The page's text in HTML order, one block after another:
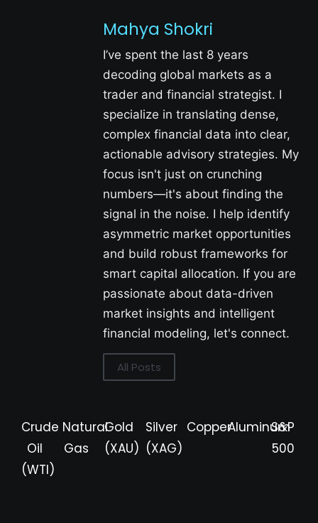
Mahya Shokri
I’ve spent the last 8 years
decoding global markets as a
trader and financial strategist. I
specialize in translating dense,
complex financial data into clear,
actionable advisory strategies. My
focus isn't just on crunching
numbers—it's about finding the
signal in the noise. I help identify
asymmetric market opportunities
and build robust frameworks for
smart capital allocation. If you are
passionate about data-driven
market insights and intelligent
financial modeling, let's connect.
All Posts
Crude
Oil
(WTI)
Natural
Gas
Gold
(XAU)
Silver
(XAG)
CopperAluminum
S&P
500